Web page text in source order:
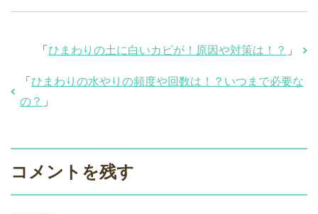
「 ひまわりの土に白いカビが！原因や対策は！？ 」
「 ひまわりの水やりの頻度や回数は！？いつまで必要な
の？ 」
コメントを残す